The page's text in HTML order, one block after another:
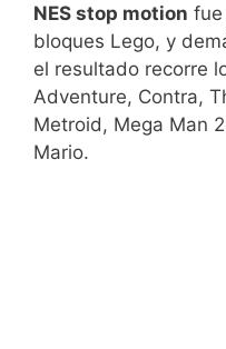
NES stop motion fue
bloques Lego, y
el resultado recorre
Adventure, Contra,
Metroid, Mega Man
Mario.